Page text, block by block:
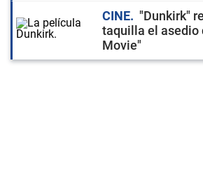
CINE
"Dunkirk"
taquilla el asedio
Movie"